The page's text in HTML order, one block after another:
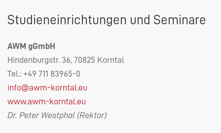
Studieneinrichtungen und Seminare
AWM gGmbH
Hindenburgstr. 36, 70825 Korntal
Tel.: +49 711 83965-0
info@awm-korntal.eu
www.awm-korntal.eu
Dr. Peter Westphal (Rektor)